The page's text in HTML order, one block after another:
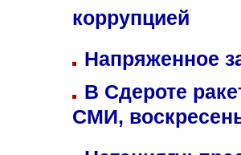
коррупцией
Напряженное
В Сдероте
СМИ,